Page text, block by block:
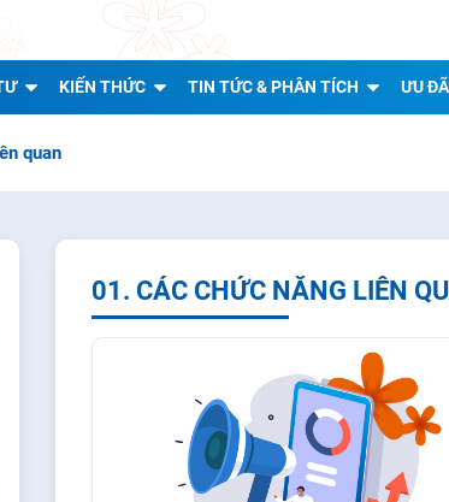
KIẾN THỨC TIN TỨC & PHÂN TÍCH ƯU
quan
01. CÁC CHỨC NĂNG LIÊN